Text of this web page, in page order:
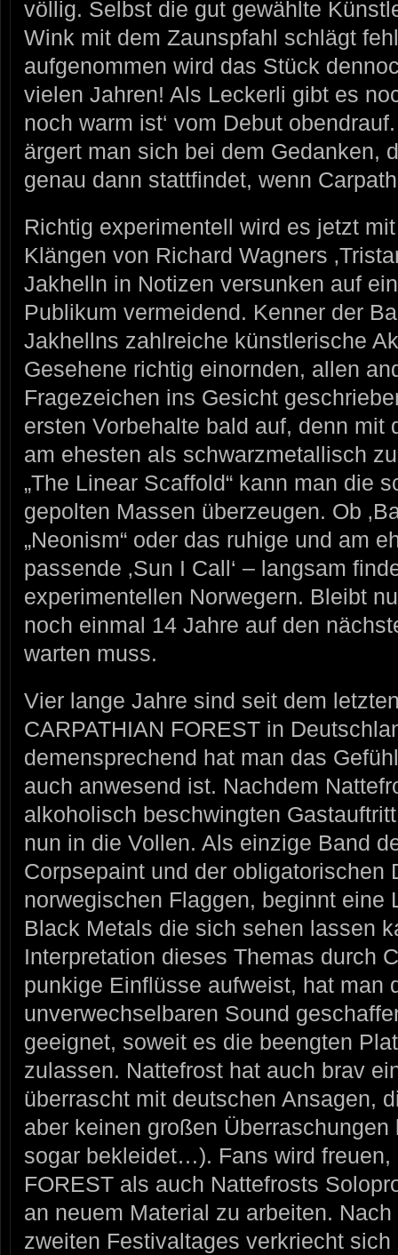
völlig. Selbst die gut gewählte
Wink mit dem Zaunspfahl schlägt
aufgenommen wird das Stück
vielen Jahren! Als Leckerli gibt es
noch warm ist‘ vom Debut
ärgert man sich bei dem Gedanken,
genau dann stattfindet, wenn
Richtig experimentell wird es jetzt
Klängen von Richard Wagners
Jakhelln in Notizen versunken auf
Publikum vermeidend. Kenner der
Jakhellns zahlreiche künstlerische
Gesehene richtig einornden, allen
Fragezeichen ins Gesicht
ersten Vorbehalte bald auf, denn mit
am ehesten als schwarzmetallisch
„The Linear Scaffold“ kann man die
gepolten Massen überzeugen. Ob
„Neonism“ oder das ruhige und am
passende ‚Sun I Call‘ – langsam
experimentellen Norwegern. Bleibt
noch einmal 14 Jahre auf den
warten muss.
Vier lange Jahre sind seit dem
CARPATHIAN FOREST in
demensprechend hat man das
auch anwesend ist. Nachdem
alkoholisch beschwingten
nun in die Vollen. Als einzige Band
Corpsepaint und der obligatorischen
norwegischen Flaggen, beginnt eine
Black Metals die sich sehen lassen
Interpretation dieses Themas durch
punkige Einflüsse aufweist, hat man
unverwechselbaren Sound
geeignet, soweit es die beengten
zulassen. Nattefrost hat auch brav
überrascht mit deutschen Ansagen,
aber keinen großen
sogar bekleidet…). Fans wird freuen,
FOREST als auch Nattefrosts
an neuem Material zu arbeiten.
zweiten Festivaltages verkriecht